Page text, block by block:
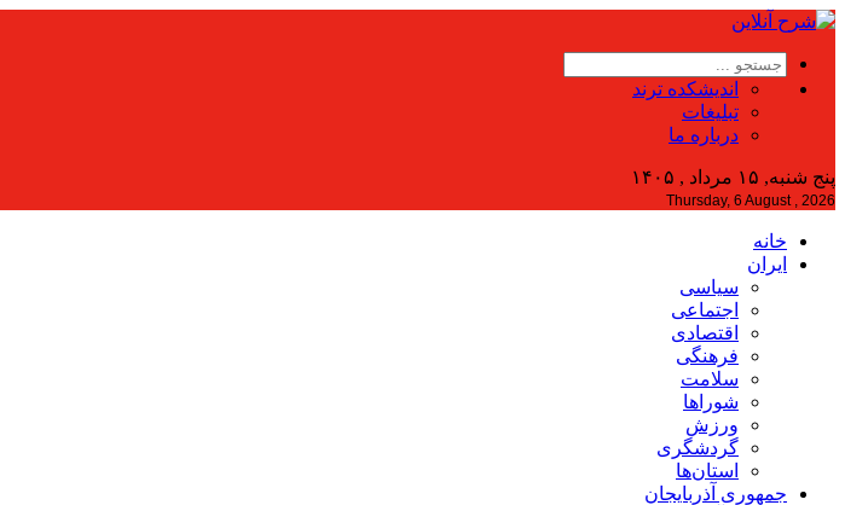
اندیشکده ترند
تبلیغات
درباره ما
پنج شنبه, ۱۵ مرداد , ۱۴۰۵
Thursday, 6 August , 2026
خانه
ایران
سیاسی
اجتماعی
اقتصادی
فرهنگی
سلامت
شوراها
ورزش
گردشگری
استان‌ها
جمهوری آذربایجان